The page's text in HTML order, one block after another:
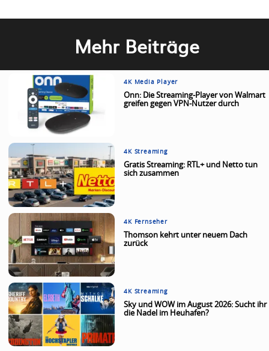
Mehr Beiträge
4K Media Player
Onn: Die Streaming-Player von Walmart
greifen gegen VPN-Nutzer durch
4K Streaming
Gratis Streaming: RTL+ und Netto tun
sich zusammen
4K Fernseher
Thomson kehrt unter neuem Dach
zurück
4K Streaming
Sky und WOW im August 2026: Sucht ihr
die Nadel im Heuhafen?